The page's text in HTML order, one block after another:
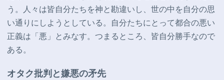
う。人々は皆自分たちを神と勘違いし、世の中を自分の思
い通りにしようとしている。自分たちにとって都合の悪い
正義は「悪」とみなす。つまるところ、皆自分勝手なので
ある。
オタク批判と嫌悪の矛先